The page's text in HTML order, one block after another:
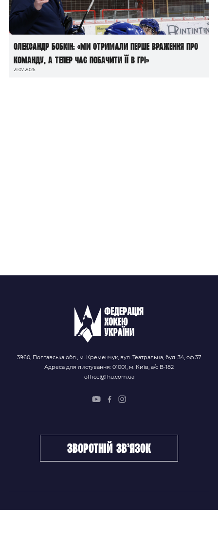
Олександр Бобкін: «Ми отримали перше враження про
команду, а тепер час побачити її в грі»
21.07.2026
3960, Полтавська обл., м. Кременчук, вул. Театральна, буд. 34, оф.37
Адреса для листування: 01001, м. Київ, а/с В-182
office@fhu.com.ua
зворотній зв’язок